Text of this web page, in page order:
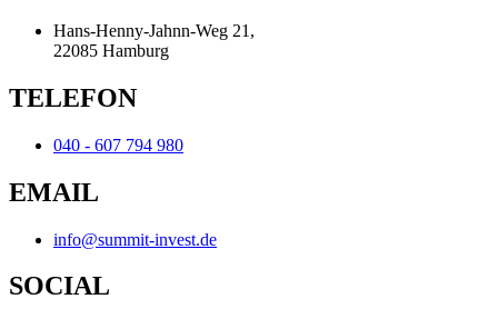
Hans-Henny-Jahnn-Weg 21,
22085 Hamburg
TELEFON
040 - 607 794 980
EMAIL
info@summit-invest.de
SOCIAL